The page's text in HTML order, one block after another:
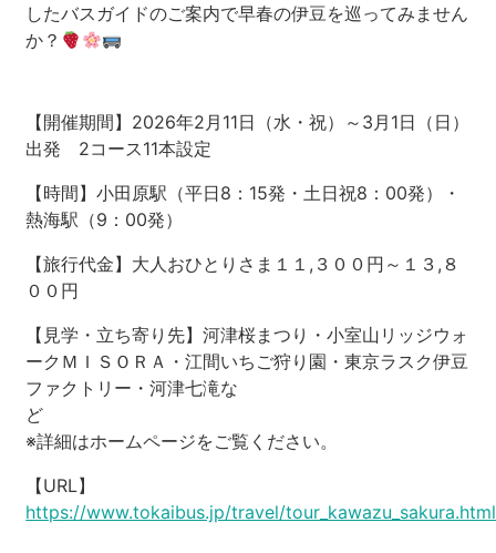
河津町
したバスガイドのご案内で早春の伊豆を巡ってみません
か？
【開催期間】2026年2月11日（水・祝）～3月1日（日）
出発 2コース11本設定
【時間】小田原駅（平日8：15発・土日祝8：00発）・
熱海駅（9：00発）
【旅行代金】大人おひとりさま１１,３００円～１３,８
００円
【見学・立ち寄り先】河津桜まつり・小室山リッジウォ
ークＭＩＳＯＲＡ・江間いちご狩り園・東京ラスク伊豆
ファクトリー・河津七滝な
※詳細はホームページをご覧ください。
【URL】
https://www.tokaibus.jp/travel/tour_kawazu_sakura.html